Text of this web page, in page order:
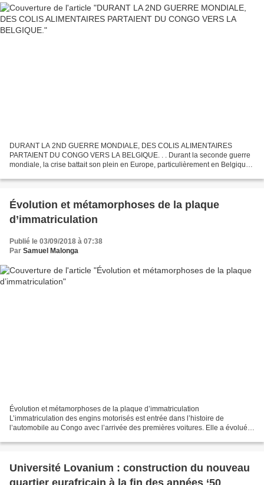
DURANT LA 2ND GUERRE MONDIALE, DES COLIS ALIMENTAIRES
PARTAIENT DU CONGO VERS LA BELGIQUE. . . Durant la seconde guerre
mondiale, la crise battait son plein en Europe, particulièrement en Belgique.
Évolution et métamorphoses de la plaque
d’immatriculation
Publié le 03/09/2018 à 07:38
Par Samuel Malonga
Évolution et métamorphoses de la plaque d’immatriculation
L’immatriculation des engins motorisés est entrée dans l’histoire de
l’automobile au Congo avec l’arrivée des premières voitures. Elle a évolué
Université Lovanium : construction du nouveau
quartier eurafricain à la fin des années ‘50